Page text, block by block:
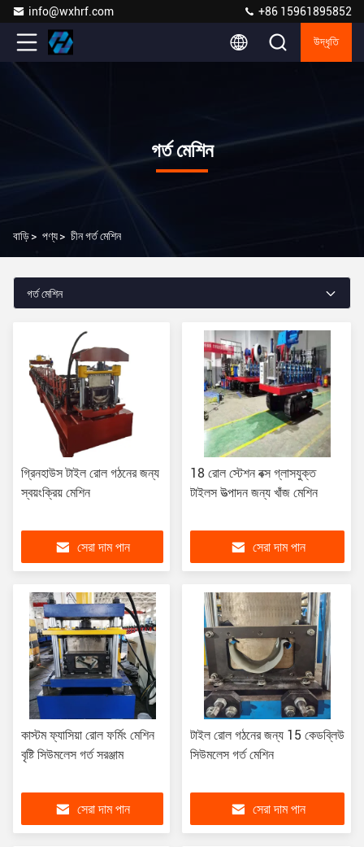
info@wxhrf.com +86 15961895852
উদ্ধৃতি
গর্ত মেশিন
বাড়ি> পণ্য> চীন গর্ত মেশিন
গর্ত মেশিন
গ্রিনহাউস টাইল রোল গঠনের জন্য
স্বয়ংক্রিয় মেশিন
সেরা দাম পান
18 রোল স্টেশন বক্স গ্লাসযুক্ত
টাইলস উত্পাদন জন্য খাঁজ মেশিন
সেরা দাম পান
কাস্টম ফ্যাসিয়া রোল ফর্মিং মেশিন
বৃষ্টি সিউমলেস গর্ত সরঞ্জাম
সেরা দাম পান
টাইল রোল গঠনের জন্য 15 কেডব্লিউ
সিউমলেস গর্ত মেশিন
সেরা দাম পান